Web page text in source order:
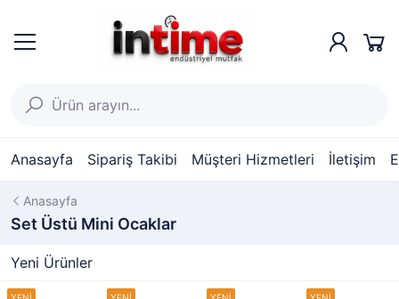
Anasayfa Sipariş Takibi Müşteri Hizmetleri İletişim
Anasayfa
Set Üstü Mini Ocaklar
Yeni Ürünler